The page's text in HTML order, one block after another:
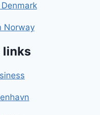
Norway
links